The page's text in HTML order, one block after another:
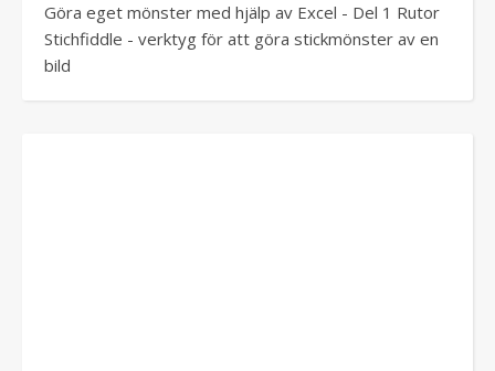
Göra eget mönster med hjälp av Excel - Del 1 Rutor
Stichfiddle - verktyg för att göra stickmönster av en
bild